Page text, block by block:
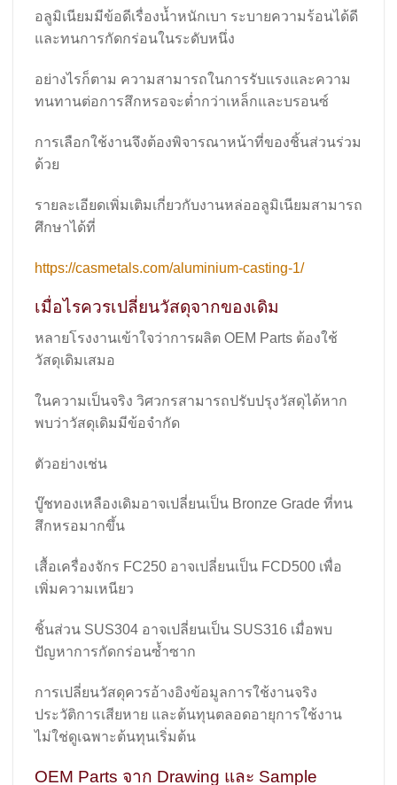
อลูมิเนียมมีข้อดีเรื่องน้ำหนักเบา ระบายความร้อนได้ดี
และทนการกัดกร่อนในระดับหนึ่ง
อย่างไรก็ตาม ความสามารถในการรับแรงและความ
ทนทานต่อการสึกหรอจะต่ำกว่าเหล็กและบรอนซ์
การเลือกใช้งานจึงต้องพิจารณาหน้าที่ของชิ้นส่วนร่วม
ด้วย
รายละเอียดเพิ่มเติมเกี่ยวกับงานหล่ออลูมิเนียมสามารถ
ศึกษาได้ที่
https://casmetals.com/aluminium-casting-1/
เมื่อไรควรเปลี่ยนวัสดุจากของเดิม
หลายโรงงานเข้าใจว่าการผลิต OEM Parts ต้องใช้
วัสดุเดิมเสมอ
ในความเป็นจริง วิศวกรสามารถปรับปรุงวัสดุได้หาก
พบว่าวัสดุเดิมมีข้อจำกัด
ตัวอย่างเช่น
บู๊ชทองเหลืองเดิมอาจเปลี่ยนเป็น Bronze Grade ที่ทน
สึกหรอมากขึ้น
เสื้อเครื่องจักร FC250 อาจเปลี่ยนเป็น FCD500 เพื่อ
เพิ่มความเหนียว
ชิ้นส่วน SUS304 อาจเปลี่ยนเป็น SUS316 เมื่อพบ
ปัญหาการกัดกร่อนซ้ำซาก
การเปลี่ยนวัสดุควรอ้างอิงข้อมูลการใช้งานจริง
ประวัติการเสียหาย และต้นทุนตลอดอายุการใช้งาน
ไม่ใช่ดูเฉพาะต้นทุนเริ่มต้น
OEM Parts จาก Drawing และ Sample